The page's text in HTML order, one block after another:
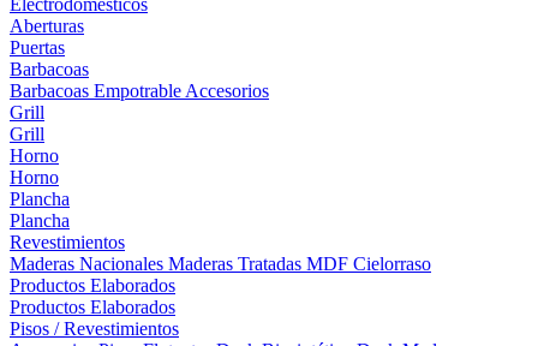
Electrodomésticos
Aberturas
Puertas
Barbacoas
Barbacoas Empotrable Accesorios
Grill
Grill
Horno
Horno
Plancha
Plancha
Revestimientos
Maderas Nacionales Maderas Tratadas MDF Cielorraso
Productos Elaborados
Productos Elaborados
Pisos / Revestimientos